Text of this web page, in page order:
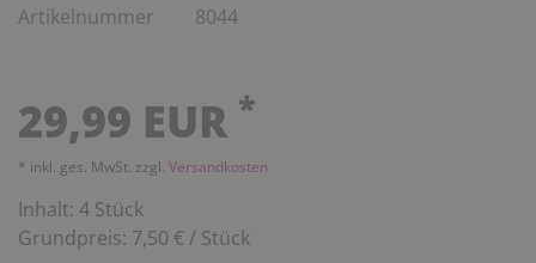
Artikelnummer 8044
29,99 EUR *
* inkl. ges. MwSt. zzgl. Versandkosten
Inhalt: 4 Stück
Grundpreis: 7,50 € / Stück